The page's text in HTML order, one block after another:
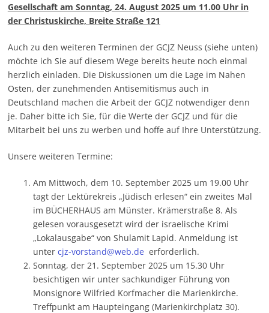
Gesellschaft am Sonntag, 24. August 2025 um 11.00 Uhr in
der Christuskirche, Breite Straße 121
Auch zu den weiteren Terminen der GCJZ Neuss (siehe unten)
möchte ich Sie auf diesem Wege bereits heute noch einmal
herzlich einladen. Die Diskussionen um die Lage im Nahen
Osten, der zunehmenden Antisemitismus auch in
Deutschland machen die Arbeit der GCJZ notwendiger denn
je. Daher bitte ich Sie, für die Werte der GCJZ und für die
Mitarbeit bei uns zu werben und hoffe auf Ihre Unterstützung.
Unsere weiteren Termine:
Am Mittwoch, dem 10. September 2025 um 19.00 Uhr
tagt der Lektürekreis „Jüdisch erlesen“ ein zweites Mal
im BÜCHERHAUS am Münster. Krämerstraße 8. Als
gelesen vorausgesetzt wird der israelische Krimi
„Lokalausgabe“ von Shulamit Lapid. Anmeldung ist
unter cjz-vorstand@web.de erforderlich.
Sonntag, der 21. September 2025 um 15.30 Uhr
besichtigen wir unter sachkundiger Führung von
Monsignore Wilfried Korfmacher die Marienkirche.
Treffpunkt am Haupteingang (Marienkirchplatz 30).